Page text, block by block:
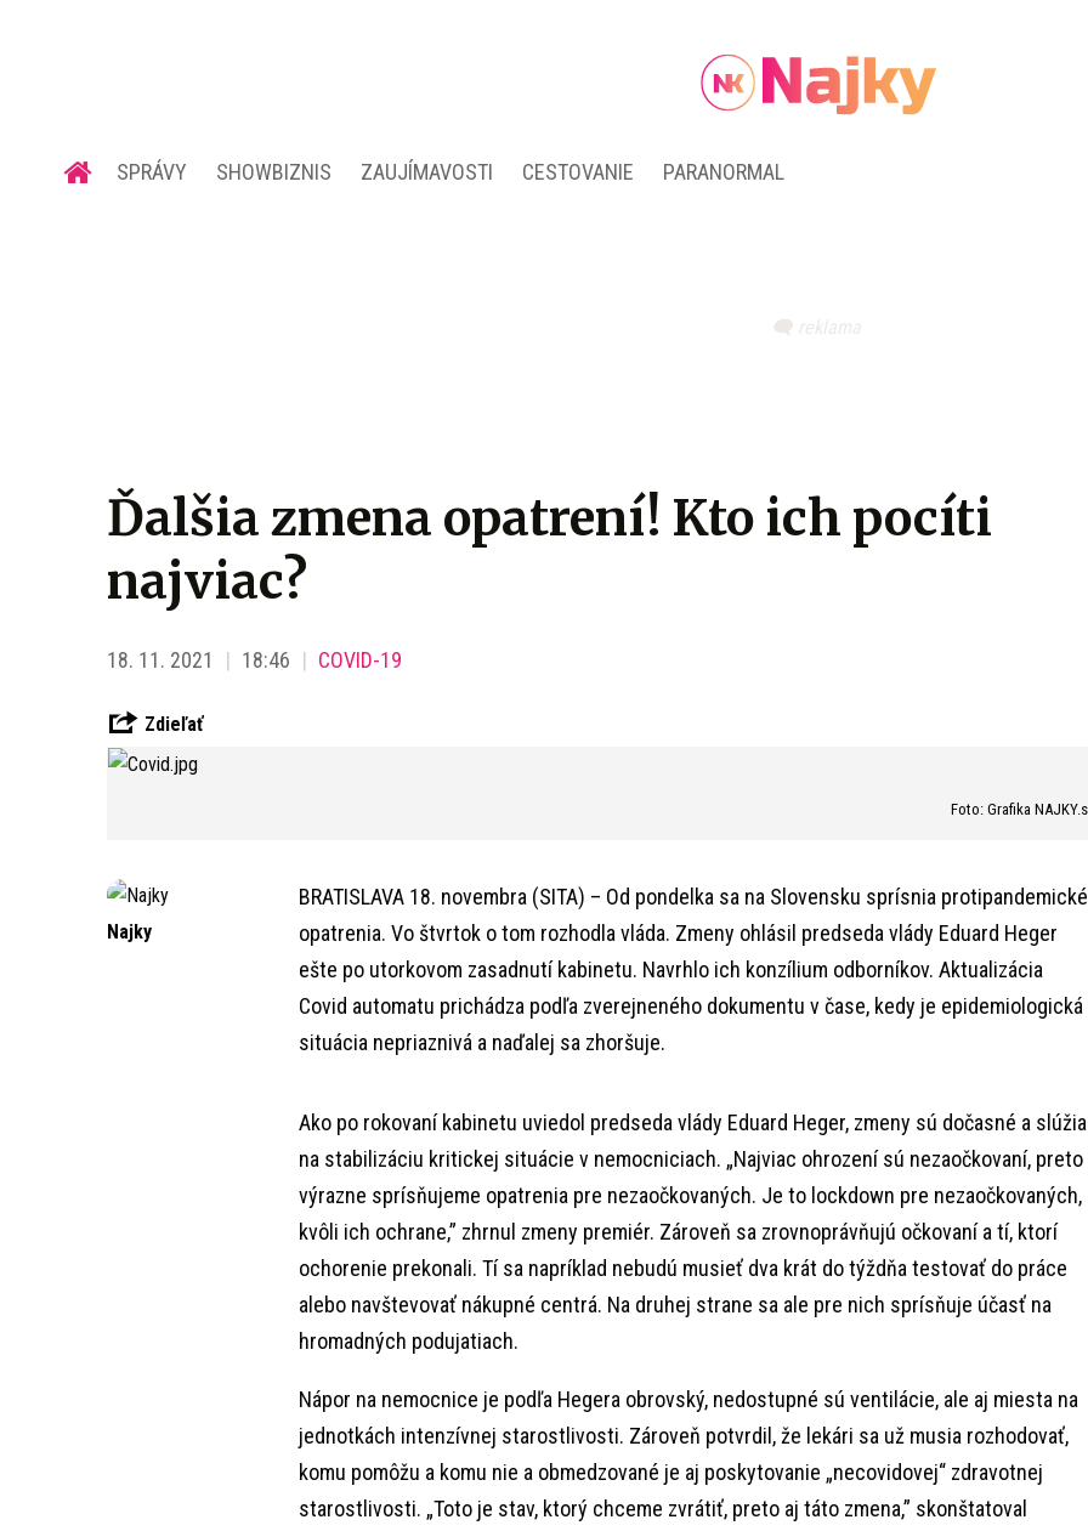
SPRÁVY SHOWBIZNIS ZAUJÍMAVOSTI CESTOVANIE PARANORMAL
Ďalšia zmena opatrení! Kto ich pocíti
najviac?
18. 11. 2021 18:46 COVID-19
Zdieľať
Foto: Grafika
Najky
BRATISLAVA 18. novembra (SITA) – Od pondelka sa na Slovensku sprísnia protipandemické
opatrenia. Vo štvrtok o tom rozhodla vláda. Zmeny ohlásil predseda vlády Eduard Heger
ešte po utorkovom zasadnutí kabinetu. Navrhlo ich konzílium odborníkov. Aktualizácia
Covid automatu prichádza podľa zverejneného dokumentu v čase, kedy je epidemiologická
situácia nepriaznivá a naďalej sa zhoršuje.
Ako po rokovaní kabinetu uviedol predseda vlády Eduard Heger, zmeny sú dočasné a slúžia
na stabilizáciu kritickej situácie v nemocniciach. „Najviac ohrození sú nezaočkovaní, preto
výrazne sprísňujeme opatrenia pre nezaočkovaných. Je to lockdown pre nezaočkovaných,
kvôli ich ochrane,” zhrnul zmeny premiér. Zároveň sa zrovnoprávňujú očkovaní a tí, ktorí
ochorenie prekonali. Tí sa napríklad nebudú musieť dva krát do týždňa testovať do práce
alebo navštevovať nákupné centrá. Na druhej strane sa ale pre nich sprísňuje účasť na
hromadných podujatiach.
Nápor na nemocnice je podľa Hegera obrovský, nedostupné sú ventilácie, ale aj miesta na
jednotkách intenzívnej starostlivosti. Zároveň potvrdil, že lekári sa už musia rozhodovať,
komu pomôžu a komu nie a obmedzované je aj poskytovanie „necovidovej“ zdravotnej
starostlivosti. „Toto je stav, ktorý chceme zvrátiť, preto aj táto zmena,” skonštatoval